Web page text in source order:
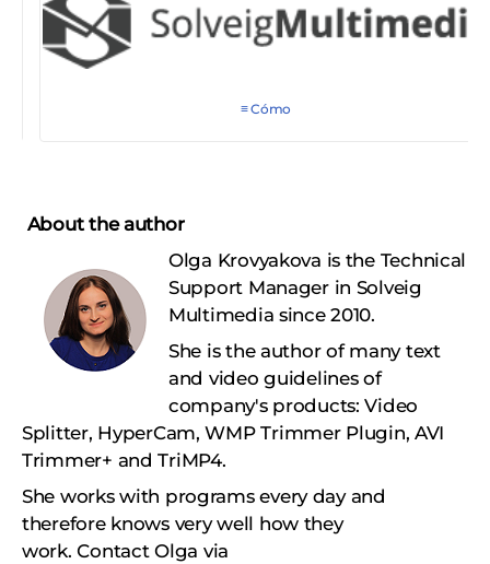
≡ Cómo
About the author
Olga Krovyakova is the Technical
Support Manager in Solveig
Multimedia since 2010.
She is the author of many text
and video guidelines of
company's products: Video
Splitter, HyperCam, WMP Trimmer Plugin, AVI
Trimmer+ and TriMP4.
She works with programs every day and
therefore knows very well how they
work. Сontact Olga via